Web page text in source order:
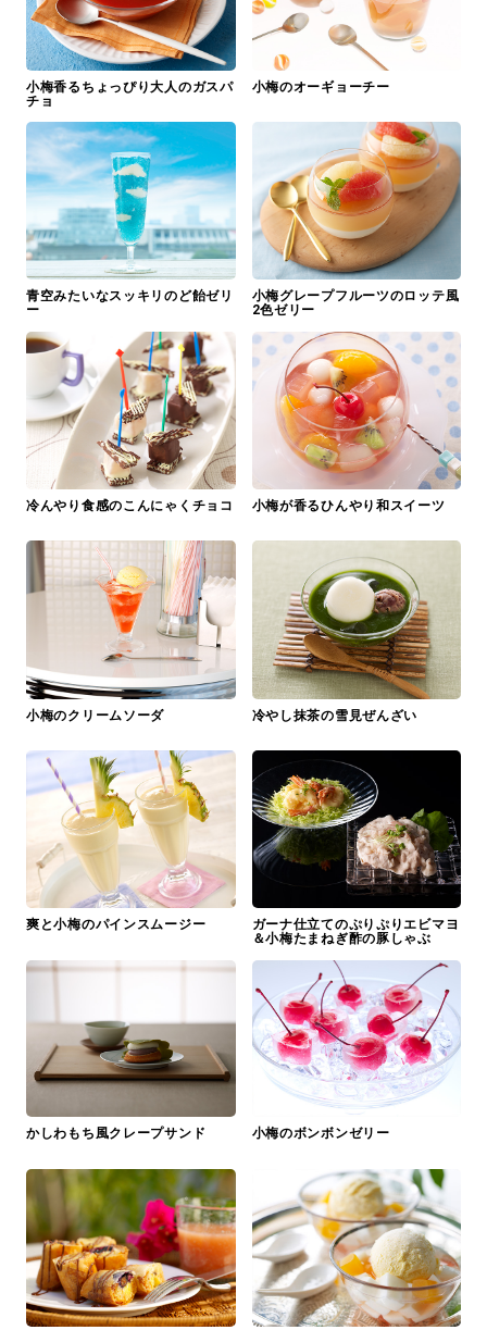
小梅香るちょっぴり大人のガスパ
チョ
小梅のオーギョーチー
青空みたいなスッキリのど飴ゼリ
ー
小梅グレープフルーツのロッテ風
2色ゼリー
冷んやり食感のこんにゃくチョコ 小梅が香るひんやり和スイーツ
小梅のクリームソーダ 冷やし抹茶の雪見ぜんざい
爽と小梅のパインスムージー
ガーナ仕立てのぷりぷりエビマヨ
＆小梅たまねぎ酢の豚しゃぶ
かしわもち風クレープサンド 小梅のボンボンゼリー